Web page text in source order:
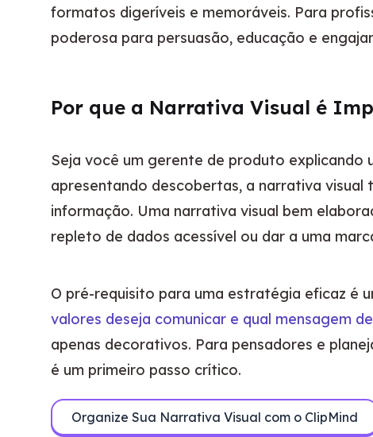
formatos digeríveis e memoráveis. Para
poderosa para persuasão, educação e
Por que a Narrativa Visual é
Seja você um gerente de produto explicando
apresentando descobertas, a narrativa
informação. Uma narrativa visual bem
repleto de dados acessível ou dar a uma
O pré-requisito para uma estratégia eficaz é
valores deseja comunicar e qual mensagem
apenas decorativos. Para pensadores e
é um primeiro passo crítico.
Organize Sua Narrativa Visual com o ClipMind